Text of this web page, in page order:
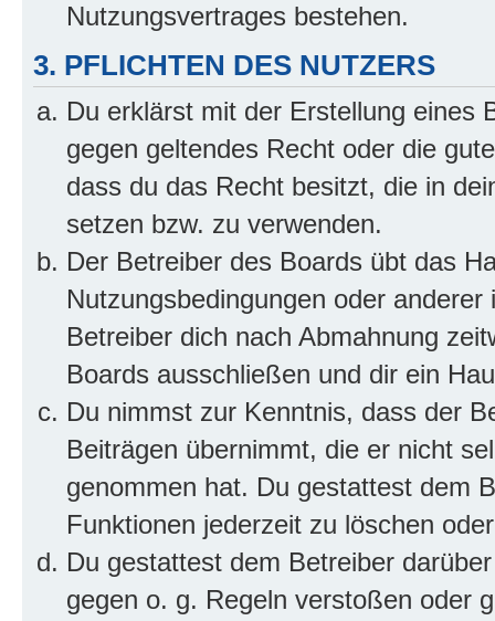
Nutzungsvertrages bestehen.
3. PFLICHTEN DES NUTZERS
Du erklärst mit der Erstellung eines
gegen geltendes Recht oder die
dass du das Recht besitzt, die in
setzen bzw. zu verwenden.
Der Betreiber des Boards übt das
Nutzungsbedingungen oder
Betreiber dich nach Abmahnung
Boards ausschließen und dir ein
Du nimmst zur Kenntnis, dass der
Beiträgen übernimmt, die er nicht
genommen hat. Du gestattest dem
Funktionen jederzeit zu löschen
Du gestattest dem Betreiber
gegen o. g. Regeln verstoßen oder